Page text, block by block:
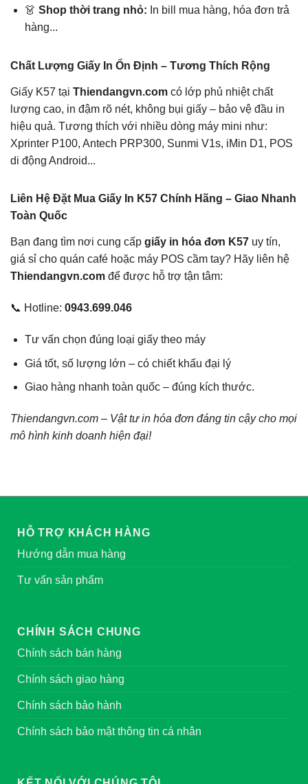
👗 Shop thời trang nhỏ: In bill mua hàng, hóa đơn trả
hàng...
Chất Lượng Giấy In Ổn Định – Tương Thích Rộng
Giấy K57 tại Thiendangvn.com có lớp phủ nhiệt chất
lượng cao, in đậm rõ nét, không bụi giấy – bảo vệ đầu in
hiệu quả. Tương thích với nhiều dòng máy mini như:
Xprinter P100, Antech PRP300, Sunmi V1s, iMin D1, POS
di động Android...
Liên Hệ Đặt Mua Giấy In K57 Chính Hãng – Giao Nhanh
Toàn Quốc
Bạn đang tìm nơi cung cấp giấy in hóa đơn K57 uy tín,
giá sỉ cho quán café hoặc máy POS cầm tay? Hãy liên hệ
Thiendangvn.com để được hỗ trợ tận tâm:
📞 Hotline: 0943.699.046
Tư vấn chọn đúng loại giấy theo máy
Giá tốt, số lượng lớn – có chiết khấu đại lý
Giao hàng nhanh toàn quốc – đúng kích thước.
Thiendangvn.com – Vật tư in hóa đơn đáng tin cậy cho mọi
mô hình kinh doanh hiện đại!
HỖ TRỢ KHÁCH HÀNG
Hướng dẫn mua hàng
Tư vấn sản phẩm
CHÍNH SÁCH CHUNG
Chính sách bán hàng
Chính sách giao hàng
Chính sách bảo hành
Chính sách bảo mật thông tin cá nhân